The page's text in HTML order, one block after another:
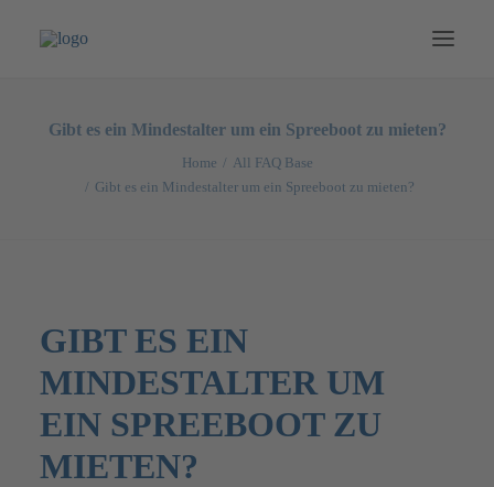
NEWS
MERCH
GUTSCHEINE
DEUTSCH
Gibt es ein Mindestalter um ein Spreeboot zu mieten?
Home
All FAQ Base
Gibt es ein Mindestalter um ein Spreeboot zu mieten?
GIBT ES EIN
MINDESTALTER UM
EIN SPREEBOOT ZU
MIETEN?